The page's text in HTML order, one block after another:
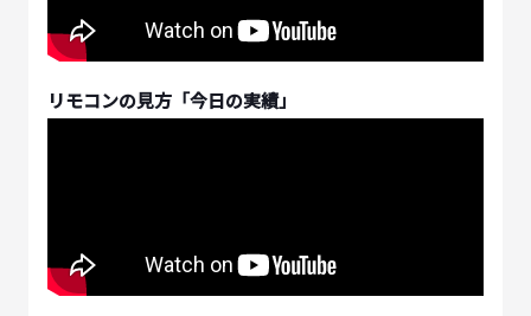
リモコンの見方「今日の実績」